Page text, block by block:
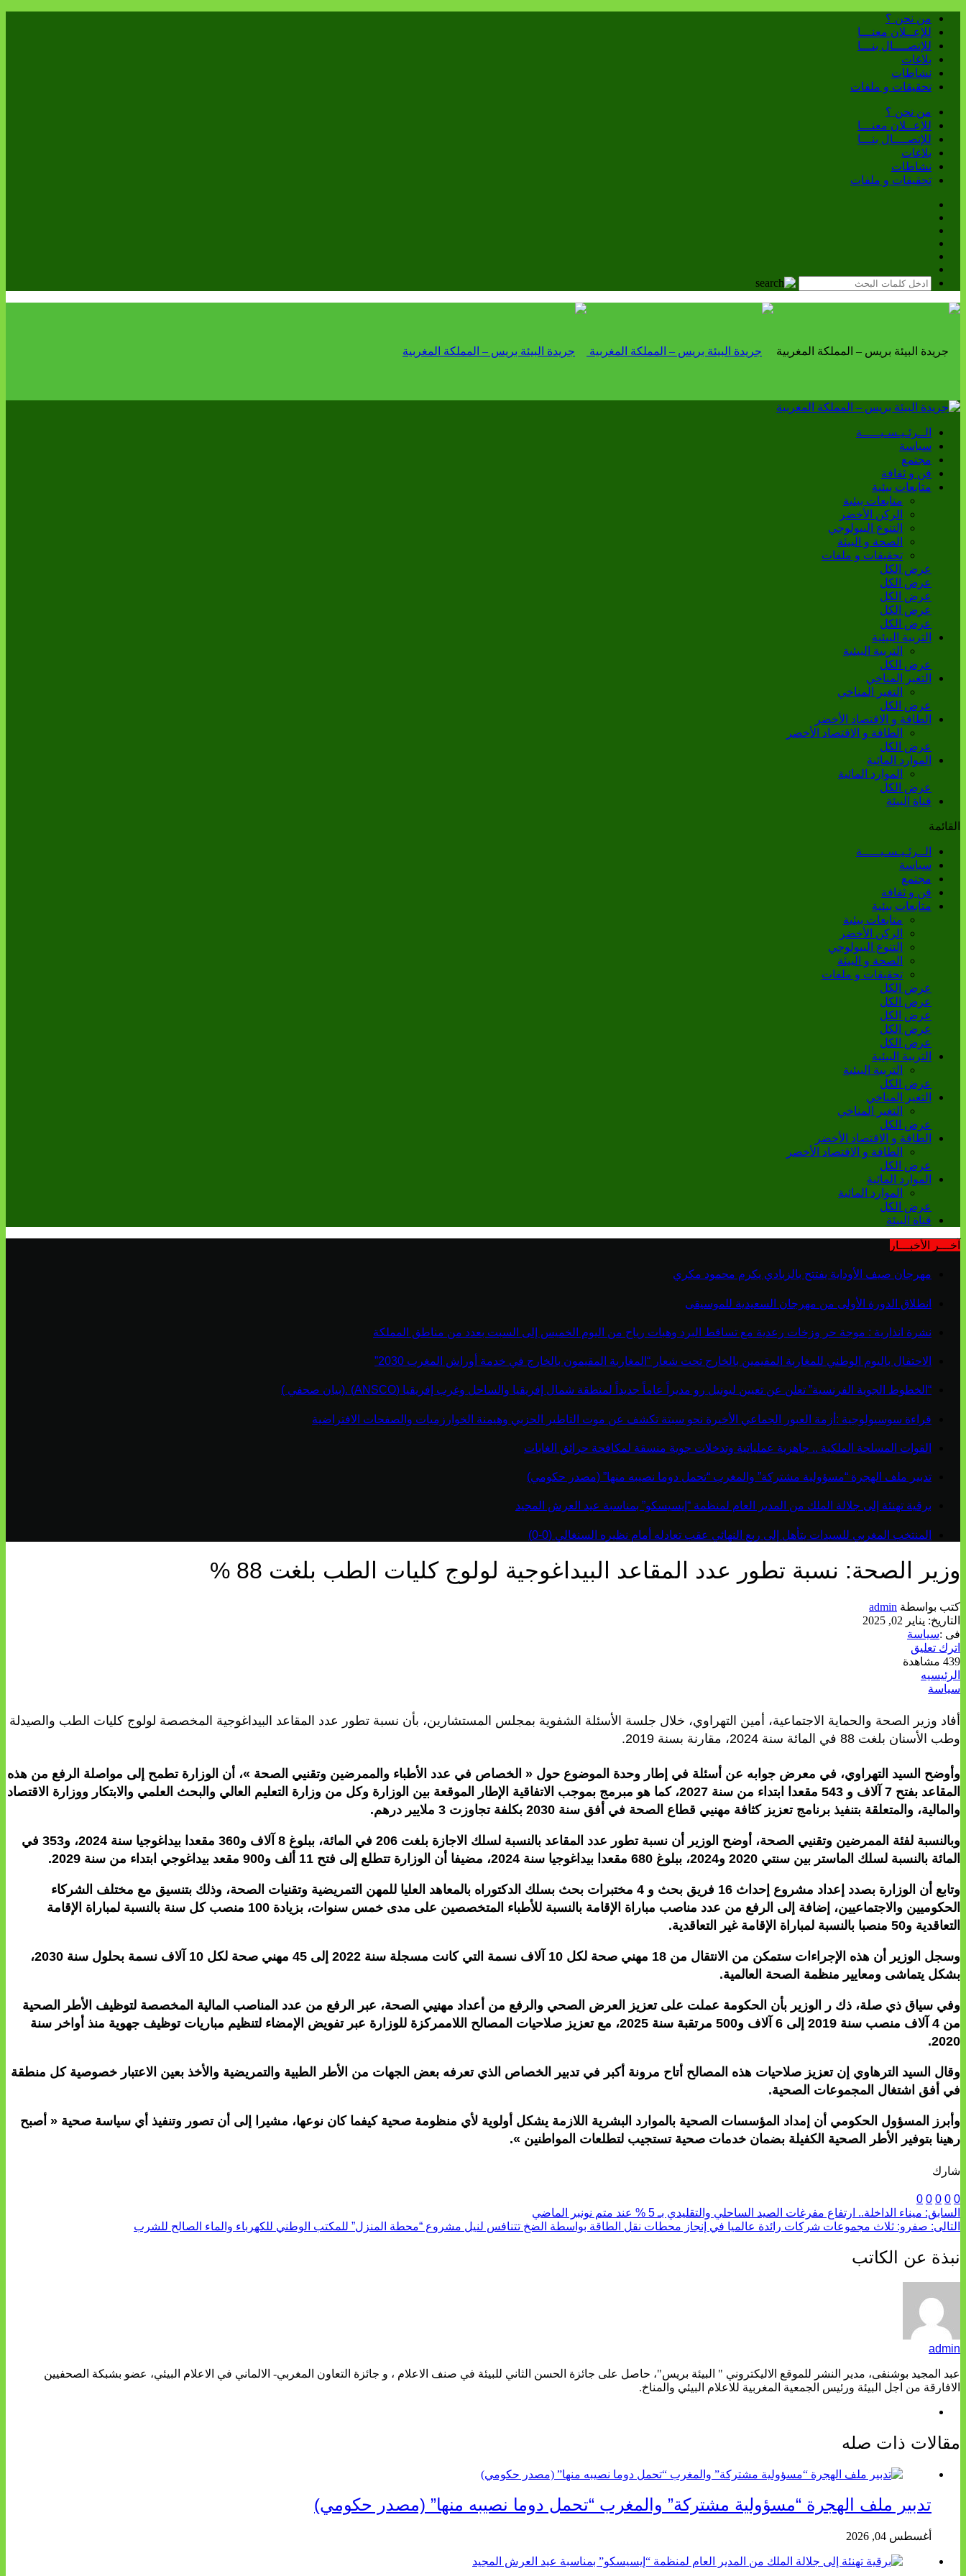
من نحن ؟
للإعــلان معنـــا
للإتصــــال بنـــا
بلاغات
نشاطات
تحقيقات و ملفات
من نحن ؟
للإعــلان معنـــا
للإتصــــال بنـــا
بلاغات
نشاطات
تحقيقات و ملفات
الــرئـيـسـيـــــة
سياسة
مجتمع
فن و ثقافة
متابعات بيئية
متابعات بيئية
الركن الأخضر
التنوع البيولوجي
الصحة و البيئة
تحقيقات و ملفات
عرض الكل
عرض الكل
عرض الكل
عرض الكل
عرض الكل
التربية البيئية
التربية البيئية
عرض الكل
التغير المناخي
التغير المناخي
عرض الكل
الطاقة و الاقتصاد الأخضر
الطاقة و الاقتصاد الأخضر
عرض الكل
الموارد المائية
الموارد المائية
عرض الكل
قناة البيئة
القائمة
الــرئـيـسـيـــــة
سياسة
مجتمع
فن و ثقافة
متابعات بيئية
متابعات بيئية
الركن الأخضر
التنوع البيولوجي
الصحة و البيئة
تحقيقات و ملفات
عرض الكل
عرض الكل
عرض الكل
عرض الكل
عرض الكل
التربية البيئية
التربية البيئية
عرض الكل
التغير المناخي
التغير المناخي
عرض الكل
الطاقة و الاقتصاد الأخضر
الطاقة و الاقتصاد الأخضر
عرض الكل
الموارد المائية
الموارد المائية
عرض الكل
قناة البيئة
آخـــر الأخبـــار
مهرجان صيف الأوداية يفتتح بالزبادي يكرم محمود مكري
انطلاق الدورة الأولى من مهرجان السعيدية للموسيقى
نشرة انذارية : موجة حر وزخات رعدية مع تساقط البرد وهبات رياح من اليوم الخميس إلى السبت بعدد من مناطق المملكة
الاحتفال باليوم الوطني للمغاربة المقيمين بالخارج تحت شعار “المغاربة المقيمون بالخارج في خدمة أوراش المغرب 2030”
“الخطوط الجوية الفرنسية” تعلن عن تعيين ليونيل رو مديراً عاماً جديداً لمنطقة شمال إفريقيا والساحل وغرب إفريقيا (ANSCO) .(بيان صحفي )
قراءة سوسيولوجية :أزمة العبور الجماعي الأخيرة نحو سبتة تكشف عن موت التاطير الحزبي وهيمنة الخوارزميات والصفحات الافتراضية
القوات المسلحة الملكية .. جاهزية عملياتية وتدخلات جوية منسقة لمكافحة حرائق الغابات
تدبير ملف الهجرة “مسؤولية مشتركة” والمغرب “تحمل دوما نصيبه منها” (مصدر حكومي)
برقية تهنئة إلى جلالة الملك من المدير العام لمنظمة “إيسيسكو” بمناسبة عيد العرش المجيد
المنتخب المغربي للسيدات يتأهل إلى ربع النهائي عقب تعادله أمام نظيره السنغالي (0-0)
وزير الصحة: نسبة تطور عدد المقاعد البيداغوجية لولوج كليات الطب بلغت 88 %
كتب بواسطة admin
التاريخ: يناير 02, 2025
فى :سياسة
اترك تعليق
439 مشاهدة
الرئيسيه
سياسة
أفاد وزير الصحة والحماية الاجتماعية، أمين التهراوي، خلال جلسة الأسئلة الشفوية بمجلس المستشارين، بأن نسبة تطور عدد المقاعد البيداغوجية المخصصة لولوج كليات الطب والصيدلة
وطب الأسنان بلغت 88 في المائة سنة 2024، مقارنة بسنة 2019.
وأوضح السيد التهراوي، في معرض جوابه عن أسئلة في إطار وحدة الموضوع حول « الخصاص في عدد الأطباء والممرضين وتقنيي الصحة »، أن الوزارة تطمح إلى مواصلة الرفع من هذه
المقاعد بفتح 7 آلاف و 543 مقعدا ابتداء من سنة 2027، كما هو مبرمج بموجب الاتفاقية الإطار الموقعة بين الوزارة وكل من وزارة التعليم العالي والبحث العلمي والابتكار ووزارة الاقتصاد
والمالية، والمتعلقة بتنفيذ برنامج تعزيز كثافة مهنيي قطاع الصحة في أفق سنة 2030 بكلفة تجاوزت 3 ملايير درهم.
وبالنسبة لفئة الممرضين وتقنيي الصحة، أوضح الوزير أن نسبة تطور عدد المقاعد بالنسبة لسلك الاجازة بلغت 206 في المائة، ببلوغ 8 آلاف و360 مقعدا بيداغوجيا سنة 2024، و353 في
المائة بالنسبة لسلك الماستر بين سنتي 2020 و2024، ببلوغ 680 مقعدا بيداغوجيا سنة 2024، مضيفا أن الوزارة تتطلع إلى فتح 11 ألف و900 مقعد بيداغوجي ابتداء من سنة 2029.
وتابع أن الوزارة بصدد إعداد مشروع إحداث 16 فريق بحث و 4 مختبرات بحث بسلك الدكتوراه بالمعاهد العليا للمهن التمريضية وتقنيات الصحة، وذلك بتنسيق مع مختلف الشركاء
الحكوميين والاجتماعيين، إضافة إلى الرفع من عدد مناصب مباراة الإقامة بالنسبة للأطباء المتخصصين على مدى خمس سنوات، بزيادة 100 منصب كل سنة بالنسبة لمباراة الإقامة
التعاقدية و50 منصبا بالنسبة لمباراة الإقامة غير التعاقدية.
وسجل الوزير أن هذه الإجراءات ستمكن من الانتقال من 18 مهني صحة لكل 10 آلاف نسمة التي كانت مسجلة سنة 2022 إلى 45 مهني صحة لكل 10 آلاف نسمة بحلول سنة 2030،
بشكل يتماشى ومعايير منظمة الصحة العالمية.
وفي سياق ذي صلة، ذك ر الوزير بأن الحكومة عملت على تعزيز العرض الصحي والرفع من أعداد مهنيي الصحة، عبر الرفع من عدد المناصب المالية المخصصة لتوظيف الأطر الصحية
من 4 آلاف منصب سنة 2019 إلى 6 آلاف و500 مرتقبة سنة 2025، مع تعزيز صلاحيات المصالح اللاممركزة للوزارة عبر تفويض الإمضاء لتنظيم مباريات توظيف جهوية منذ أواخر سنة
2020.
وقال السيد الترهاوي إن تعزيز صلاحيات هذه المصالح أتاح مرونة أكبر في تدبير الخصاص الذي تعرفه بعض الجهات من الأطر الطبية والتمريضية والأخذ بعين الاعتبار خصوصية كل منطقة
في أفق اشتغال المجموعات الصحية.
وأبرز المسؤول الحكومي أن إمداد المؤسسات الصحية بالموارد البشرية اللازمة يشكل أولوية لأي منظومة صحية كيفما كان نوعها، مشيرا إلى أن تصور وتنفيذ أي سياسة صحية « أصبح
رهينا بتوفير الأطر الصحية الكفيلة بضمان خدمات صحية تستجيب لتطلعات المواطنين ».
شارك
0
0
0
0
0
السابق: ميناء الداخلة.. ارتفاع مفرغات الصيد الساحلي والتقليدي بـ 5 % عند متم نونبر الماضي
التالى: صفرو: ثلاث مجموعات شركات رائدة عالميا في إنجاز محطات نقل الطاقة بواسطة الضخ تتنافس لنيل مشروع “محطة المنزل” للمكتب الوطني للكهرباء والماء الصالح للشرب
نبذة عن الكاتب
admin
عبد المجيد بوشنفى، مدير النشر للموقع الاليكتروني " البيئة بريس"، حاصل على جائزة الحسن الثاني للبيئة في صنف الاعلام ، و جائزة التعاون المغربي- الالماني في الاعلام البيئي، عضو بشبكة الصحفيين
الافارقة من اجل البيئة ورئيس الجمعية المغربية للاعلام البيئي والمناخ.
مقالات ذات صله
تدبير ملف الهجرة “مسؤولية مشتركة” والمغرب “تحمل دوما نصيبه منها” (مصدر حكومي)
أغسطس 04, 2026